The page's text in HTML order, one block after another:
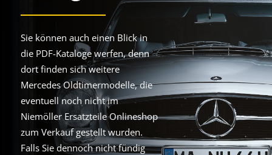
Sie können auch einen Blick in
die PDF-Kataloge werfen, denn
dort finden sich weitere
Mercedes Oldtimermodelle, die
eventuell noch nicht im
Niemöller Ersatzteile Onlineshop
zum Verkauf gestellt wurden.
Falls Sie dennoch nicht fündig